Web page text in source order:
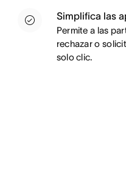
Simplifica las
Permite a las
rechazar o
solo clic.